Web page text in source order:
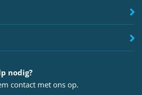
nodig?
contactmet ons op.